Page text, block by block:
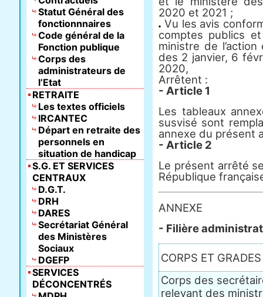
2020 et 2021 ;
Vu les avis
comptes publics
ministre de
des 2 janvier, 6
2020,
Arrêtent :
- Article 1
Les tableaux
susvisé sont
annexe du présent
- Article 2
Le présent arrêté
République
ANNEXE
- Filière
CORPS ET GRADES
Corps des
relevant des
Statut Général des
fonctionnnaires
Code général de la
Fonction publique
Corps des
administrateurs de
l’Etat
RETRAITE
Les textes officiels
IRCANTEC
Départ en retraite des
personnels en
situation de handicap
S.G. ET SERVICES
CENTRAUX
D.G.T.
DRH
DARES
Secrétariat Général
des Ministères
Sociaux
DGEFP
SERVICES
DÉCONCENTRÉS